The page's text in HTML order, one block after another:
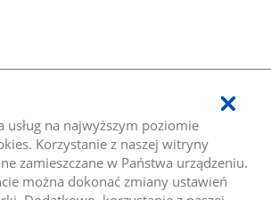
usług na najwyższym poziomie
Korzystanie z naszej witryny
zamieszczane w Państwa urządzeniu.
można dokonać zmiany ustawień